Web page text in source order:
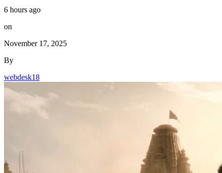
6 hours ago
on
November 17, 2025
By
webdesk18